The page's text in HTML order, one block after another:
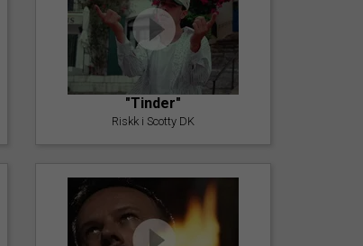
"Tinder"
Riskk i Scotty DK